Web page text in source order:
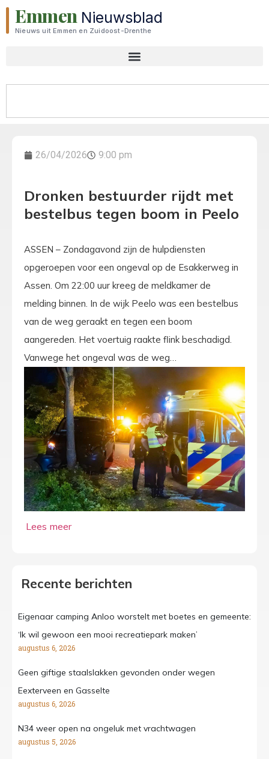
Emmen Nieuwsblad
Nieuws uit Emmen en Zuidoost-Drenthe
26/04/2026 9:00 pm
Dronken bestuurder rijdt met
bestelbus tegen boom in Peelo
ASSEN – Zondagavond zijn de hulpdiensten
opgeroepen voor een ongeval op de Esakkerweg in
Assen. Om 22:00 uur kreeg de meldkamer de
melding binnen. In de wijk Peelo was een bestelbus
van de weg geraakt en tegen een boom
aangereden. Het voertuig raakte flink beschadigd.
Vanwege het ongeval was de weg…
Recente berichten
Eigenaar camping Anloo worstelt met boetes en gemeente:
‘Ik wil gewoon een mooi recreatiepark maken’
augustus 6, 2026
Geen giftige staalslakken gevonden onder wegen
Eexterveen en Gasselte
augustus 6, 2026
N34 weer open na ongeluk met vrachtwagen
augustus 5, 2026